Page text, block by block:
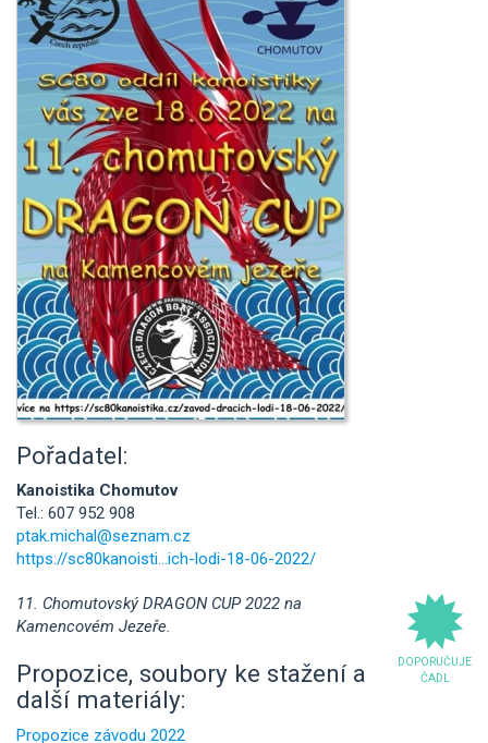
Pořadatel:
Kanoistika Chomutov
Tel.: 607 952 908
ptak.michal@seznam.cz
https://sc80kanoisti...ich-lodi-18-06-2022/
DOPORUČUJE
ČADL
11. Chomutovský DRAGON CUP 2022 na
Kamencovém Jezeře.
Propozice, soubory ke stažení a
další materiály:
Propozice závodu 2022